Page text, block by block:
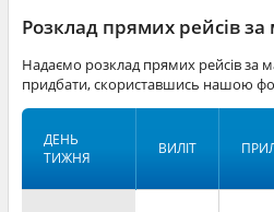
Розклад прямих рейсів
Надаємо розклад прямих рейсів
придбати, скориставшись нашою
ДЕНЬ
ТИЖНЯ
ВИЛІТ